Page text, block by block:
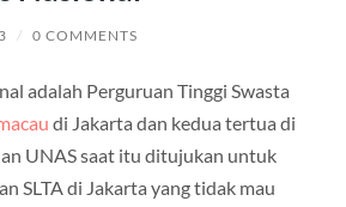
/ 0 COMMENTS
adalah Perguruan Tinggi Swasta
di Jakarta dan kedua tertua di
UNAS saat itu ditujukan untuk
SLTA di Jakarta yang tidak mau